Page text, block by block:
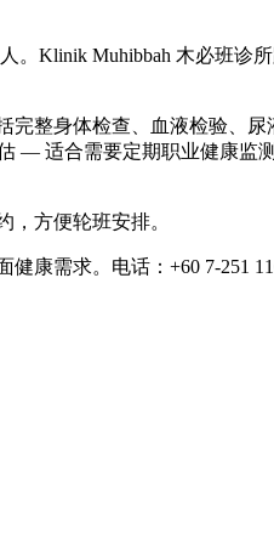
Klinik Muhibbah 木必班诊
完整身体检查、血液检验、
— 适合需要定期职业健康监
方便轮班安排。
需求。电话：+60 7-251